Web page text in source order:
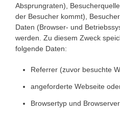
Absprungraten),
der Besucher kommt),
Daten (Browser- und
werden. Zu diesem Zweck
folgende Daten:
Referrer (zuvor besuchte
angeforderte Webseite
Browsertyp und